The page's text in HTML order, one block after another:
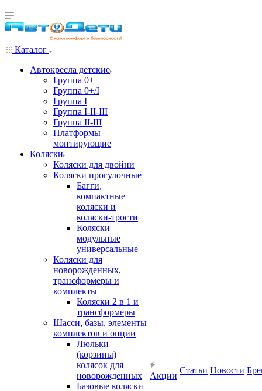
Каталог
Автокресла детские
Группа 0+
Группа 0+/I
Группа I
Группа I-II-III
Группа II-III
Платформы
монтирующие
Коляски
Коляски для двойни
Коляски прогулочные
Багги,
компактные
коляски и
коляски-трости
Коляски
модульные
универсальные
Коляски для
новорожденных,
трансформеры и
комплекты
Коляски 2 в 1 и
трансформеры
Шасси, базы, элементы
комплектов и опции
Люльки
(корзины)
колясок для
новорожденных
Базовые коляски
Акции
Статьи Новости